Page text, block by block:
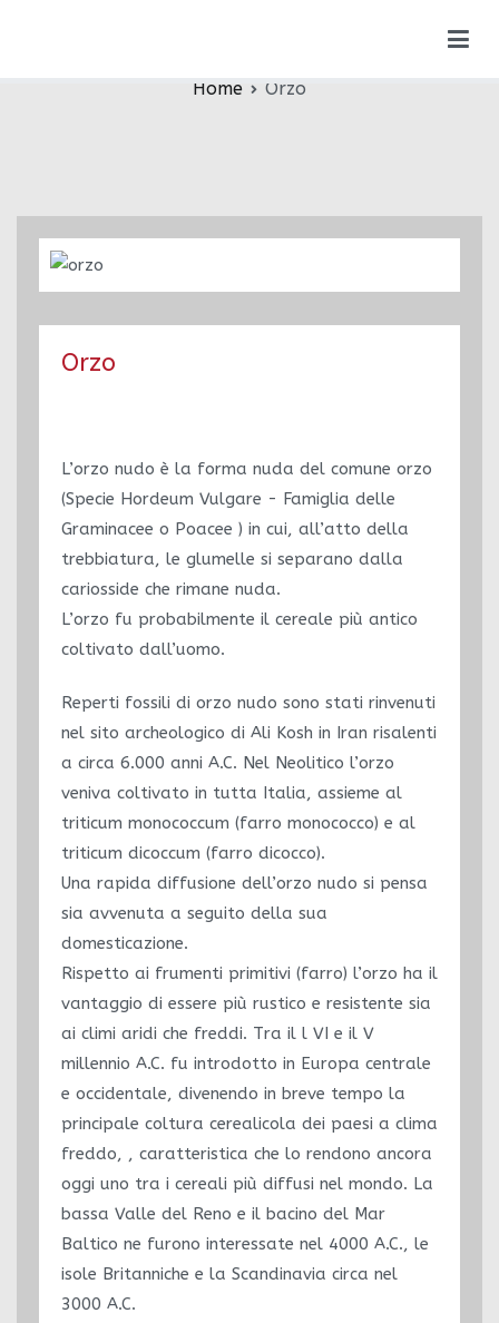
Home Orzo
Orzo
L’orzo nudo è la forma nuda del comune orzo
(Specie Hordeum Vulgare - Famiglia delle
Graminacee o Poacee ) in cui, all’atto della
trebbiatura, le glumelle si separano dalla
cariosside che rimane nuda.
L’orzo fu probabilmente il cereale più antico
coltivato dall’uomo.
Reperti fossili di orzo nudo sono stati rinvenuti
nel sito archeologico di Ali Kosh in Iran risalenti
a circa 6.000 anni A.C. Nel Neolitico l’orzo
veniva coltivato in tutta Italia, assieme al
triticum monococcum (farro monococco) e al
triticum dicoccum (farro dicocco).
Una rapida diffusione dell’orzo nudo si pensa
sia avvenuta a seguito della sua
domesticazione.
Rispetto ai frumenti primitivi (farro) l’orzo ha il
vantaggio di essere più rustico e resistente sia
ai climi aridi che freddi. Tra il l VI e il V
millennio A.C. fu introdotto in Europa centrale
e occidentale, divenendo in breve tempo la
principale coltura cerealicola dei paesi a clima
freddo, , caratteristica che lo rendono ancora
oggi uno tra i cereali più diffusi nel mondo. La
bassa Valle del Reno e il bacino del Mar
Baltico ne furono interessate nel 4000 A.C., le
isole Britanniche e la Scandinavia circa nel
3000 A.C.